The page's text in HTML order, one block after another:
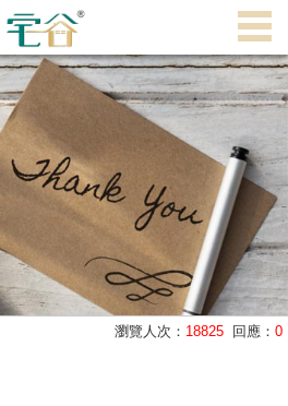
瀏覽人次： 18825 回應： 0